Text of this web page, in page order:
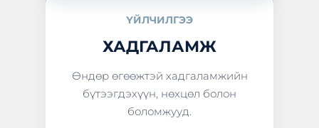
ҮЙЛЧИЛГЭЭ
ХАДГАЛАМЖ
Өндөр өгөөжтэй хадгаламжийн
бүтээгдэхүүн, нөхцөл болон
боломжууд.